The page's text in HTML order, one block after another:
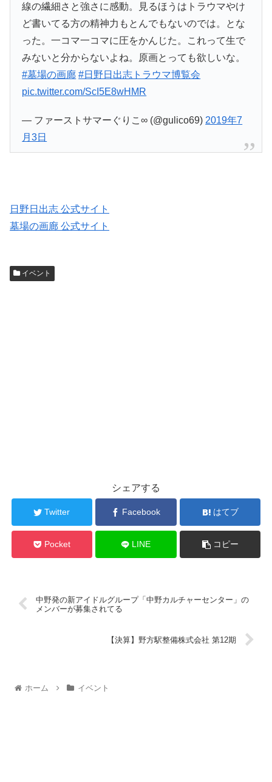
線の繊細さと強さに感動。見るほうはトラウマやけ
ど書いてる方の精神力もとんでもないのでは。とな
った。一コマ一コマに圧をかんじた。これって生で
みないと分からないよね。原画とっても欲しいな。
#墓場の画廊 #日野日出志トラウマ博覧会
pic.twitter.com/ScI5E8wHMR
— ファーストサマーぐりこ∞ (@gulico69) 2019年7
月3日
日野日出志 公式サイト
墓場の画廊 公式サイト
イベント
シェアする
Twitter Facebook はてブ
Pocket LINE コピー
中野発の新アイドルグループ「中野カルチャーセンター」の
メンバーが募集されてる
【決算】野方駅整備株式会社 第12期
ホーム イベント